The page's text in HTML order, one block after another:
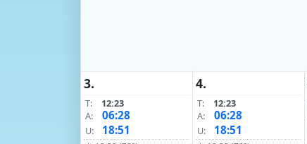
3.
T:
12:23
A:
06:28
U: 18:51
4.
T:
12:23
A:
06:28
U: 18:51